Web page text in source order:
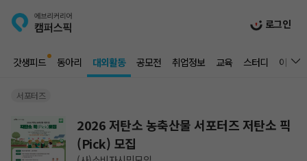
로그인
갓생피드 동아리 대외활동 공모전 취업정보 교육 스터디 이벤트
서포터즈
2026 저탄소 농축산물 서포터즈 저탄소 픽
(Pick) 모집